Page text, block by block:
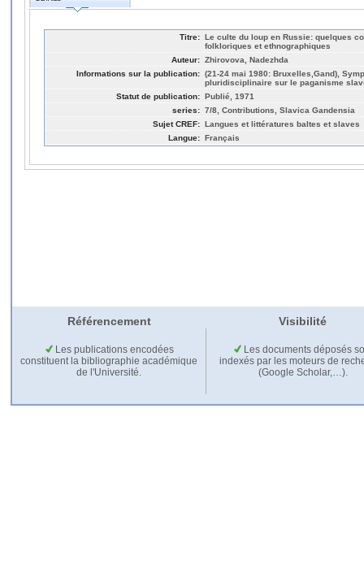
Titre: Le culte du loup en Russie: quelques
folkloriques et ethnographiques
Auteur: Zhirovova, Nadezhda
Informations sur la publication: (21-24 mai 1980: Bruxelles,Gand),
pluridisciplinaire sur le paganisme
Statut de publication: Publié, 1971
series: 7/8, Contributions, Slavica Gandensia
Sujet CREF: Langues et littératures baltes et slaves
Langue: Français
Référencement Visibilité
Les publications encodées
constituent la bibliographie académique
de l'Université.
Les documents déposés
indexés par les moteurs de
(Google Scholar,…).